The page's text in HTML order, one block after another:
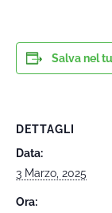
Salva nel
DETTAGLI
Data:
3 Marzo, 2025
Ora: